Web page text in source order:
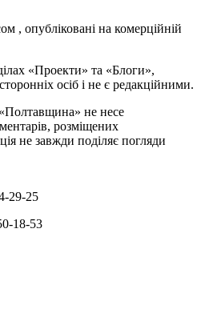
, опубліковані на комерційній
«Проекти» та «Блоги»,
осіб і не є редакційними.
не несе
розміщених
не завжди поділяє погляди
29-25
18-53